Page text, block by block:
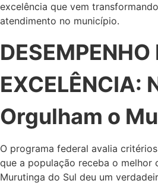
excelência que vem
atendimento no município.
DESEMPENHO
EXCELÊNCIA:
Orgulham o
O programa federal avalia
que a população receba o melhor
Murutinga do Sul deu um